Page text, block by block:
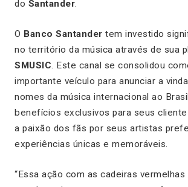
do Santander.
O Banco Santander tem investido
no território da música através de sua
SMUSIC. Este canal se consolidou
importante veículo para anunciar a
nomes da música internacional ao
benefícios exclusivos para seus
a paixão dos fãs por seus artistas
experiências únicas e memoráveis.
“Essa ação com as cadeiras